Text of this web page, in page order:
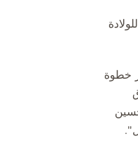
خطوة